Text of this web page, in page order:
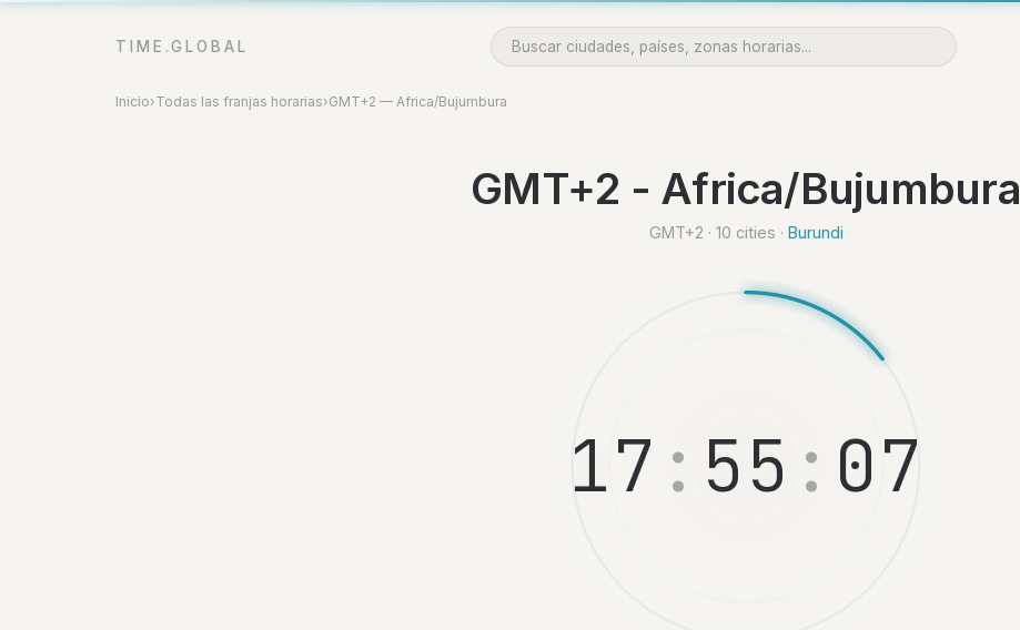
TIME.GLOBAL
Inicio›Todas las franjas horarias›GMT+2 — Africa/Bujumbura
GMT+2 - Africa/Bujumbura
GMT+2 · 10 cities · Burundi
17 : 55 : 08